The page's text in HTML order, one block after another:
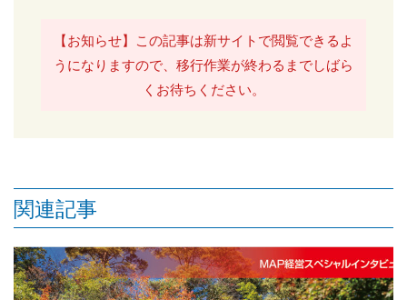
【お知らせ】この記事は新サイトで閲覧できるよ
うになりますので、移行作業が終わるまでしばら
くお待ちください。
関連記事